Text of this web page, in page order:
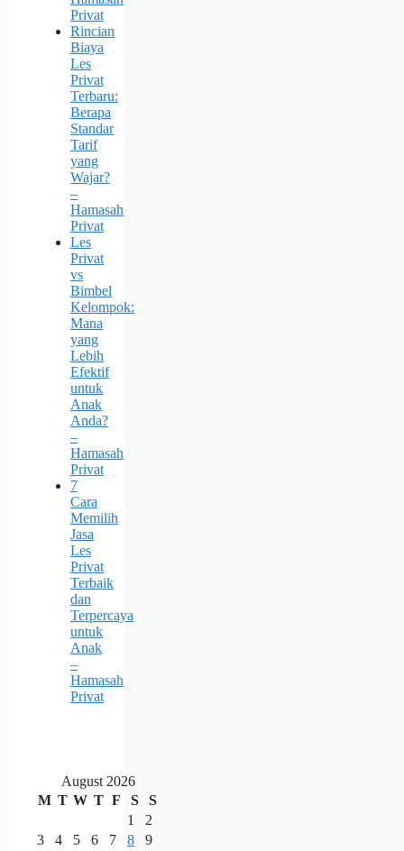
Privat
Rincian
Biaya
Les
Privat
Terbaru:
Berapa
Standar
Tarif
yang
Wajar?
–
Hamasah
Privat
Les
Privat
vs
Bimbel
Kelompok:
Mana
yang
Lebih
Efektif
untuk
Anak
Anda?
–
Hamasah
Privat
7
Cara
Memilih
Jasa
Les
Privat
Terbaik
dan
Terpercaya
untuk
Anak
–
Hamasah
Privat
August 2026
M T W T F S
S
1
2
3
4 5 6 7 8
9